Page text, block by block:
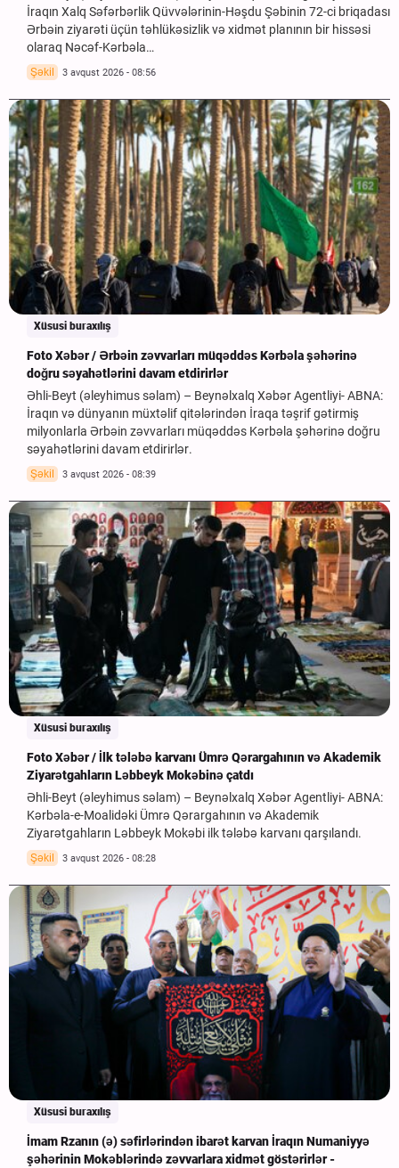
İraqın Xalq Səfərbərlik Qüvvələrinin-Həşdu Şəbinin 72-ci briqadası
Ərbəin ziyarəti üçün təhlükəsizlik və xidmət planının bir hissəsi
olaraq Nəcəf-Kərbəla…
Şəkil 3 avqust 2026 - 08:56
Xüsusi buraxılış
Foto Xəbər / Ərbəin zəvvarları müqəddəs Kərbəla şəhərinə
doğru səyahətlərini davam etdirirlər
Əhli-Beyt (əleyhimus səlam) – Beynəlxalq Xəbər Agentliyi- ABNA:
İraqın və dünyanın müxtəlif qitələrindən İraqa təşrif gətirmiş
milyonlarla Ərbəin zəvvarları müqəddəs Kərbəla şəhərinə doğru
səyahətlərini davam etdirirlər.
Şəkil 3 avqust 2026 - 08:39
Xüsusi buraxılış
Foto Xəbər / İlk tələbə karvanı Ümrə Qərargahının və Akademik
Ziyarətgahların Ləbbeyk Mokəbinə çatdı
Əhli-Beyt (əleyhimus səlam) – Beynəlxalq Xəbər Agentliyi- ABNA:
Kərbəla-e-Moalidəki Ümrə Qərargahının və Akademik
Ziyarətgahların Ləbbeyk Mokəbi ilk tələbə karvanı qarşılandı.
Şəkil 3 avqust 2026 - 08:28
Xüsusi buraxılış
İmam Rzanın (ə) səfirlərindən ibarət karvan İraqın Numaniyyə
şəhərinin Mokəblərində zəvvarlara xidmət göstərirlər -